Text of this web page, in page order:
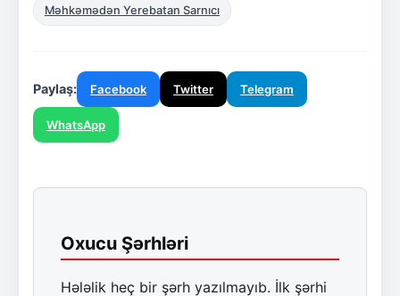
Məhkəmədən Yerebatan Sarnıcı
Paylaş: Facebook Twitter Telegram
WhatsApp
Oxucu Şərhləri
Hələlik heç bir şərh yazılmayıb. İlk şərhi